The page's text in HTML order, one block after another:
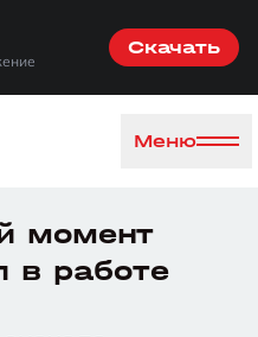
Скачать
Меню
момент
в работе